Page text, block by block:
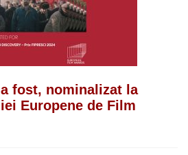
fost, nominalizat la
Europene de Film